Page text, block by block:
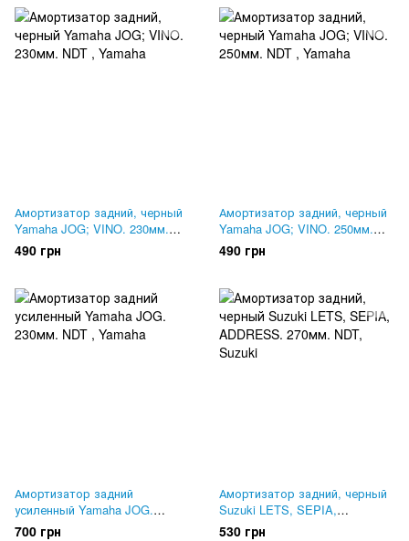
Амортизатор задний, черный
Yamaha JOG; VINO. 230мм.
NDT
490 грн
Амортизатор задний, черный
Yamaha JOG; VINO. 250мм.
NDT
490 грн
Амортизатор задний
усиленный Yamaha JOG.
230мм. NDT
700 грн
Амортизатор задний, черный
Suzuki LETS, SEPIA,
ADDRESS. 270мм. NDT
530 грн